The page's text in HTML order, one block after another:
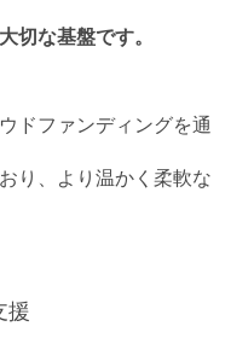
切な基盤です。
ドファンディングを通
り、より温かく柔軟な
援